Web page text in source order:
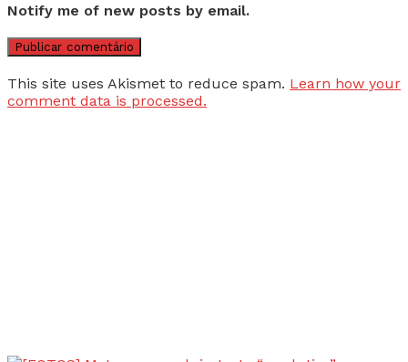
Notify me of new posts by email.
This site uses Akismet to reduce spam. Learn how your
comment data is processed.